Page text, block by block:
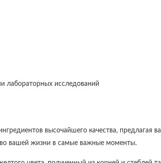
лабораторных исследований
высочайшего качества, предлагая
вашей жизни в самые важные моменты.